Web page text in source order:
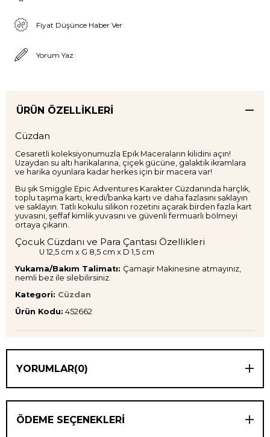
Fiyat Düşünce Haber Ver
Yorum Yaz
ÜRÜN ÖZELLIKLERI
Cüzdan
Cesaretli koleksiyonumuzla Epik Maceraların kilidini açın!
Uzaydan su altı harikalarına, çiçek gücüne, galaktik ikramlara
ve harika oyunlara kadar herkes için bir macera var!
Bu şık Smiggle Epic Adventures Karakter Cüzdanında harçlık,
toplu taşıma kartı, kredi/banka kartı ve daha fazlasını saklayın
ve saklayın. Tatlı kokulu silikon rozetini açarak birden fazla kart
yuvasını, şeffaf kimlik yuvasını ve güvenli fermuarlı bölmeyi
ortaya çıkarın.
Çocuk Cüzdanı ve Para Çantası Özellikleri
U 12,5 cm x G 8,5 cm x D 1,5 cm
Yukama/Bakım Talimatı: Çamaşir Makinesine atmayınız,
nemli bez ile silebilirsiniz.
Kategori: Cüzdan
Ürün Kodu: 452662
YORUMLAR(0)
ÖDEME SEÇENEKLERI